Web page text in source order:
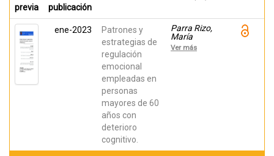
previa
publicación
ene-2023
Patrones y
estrategias de
regulación
emocional
empleadas en
personas
mayores de 60
años con
deterioro
cognitivo.
Parra Rizo,
María
Antonia;
Agustí, A.I.;
Ver más